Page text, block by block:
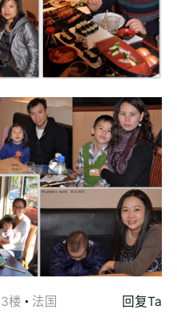
3楼 法国 回复Ta